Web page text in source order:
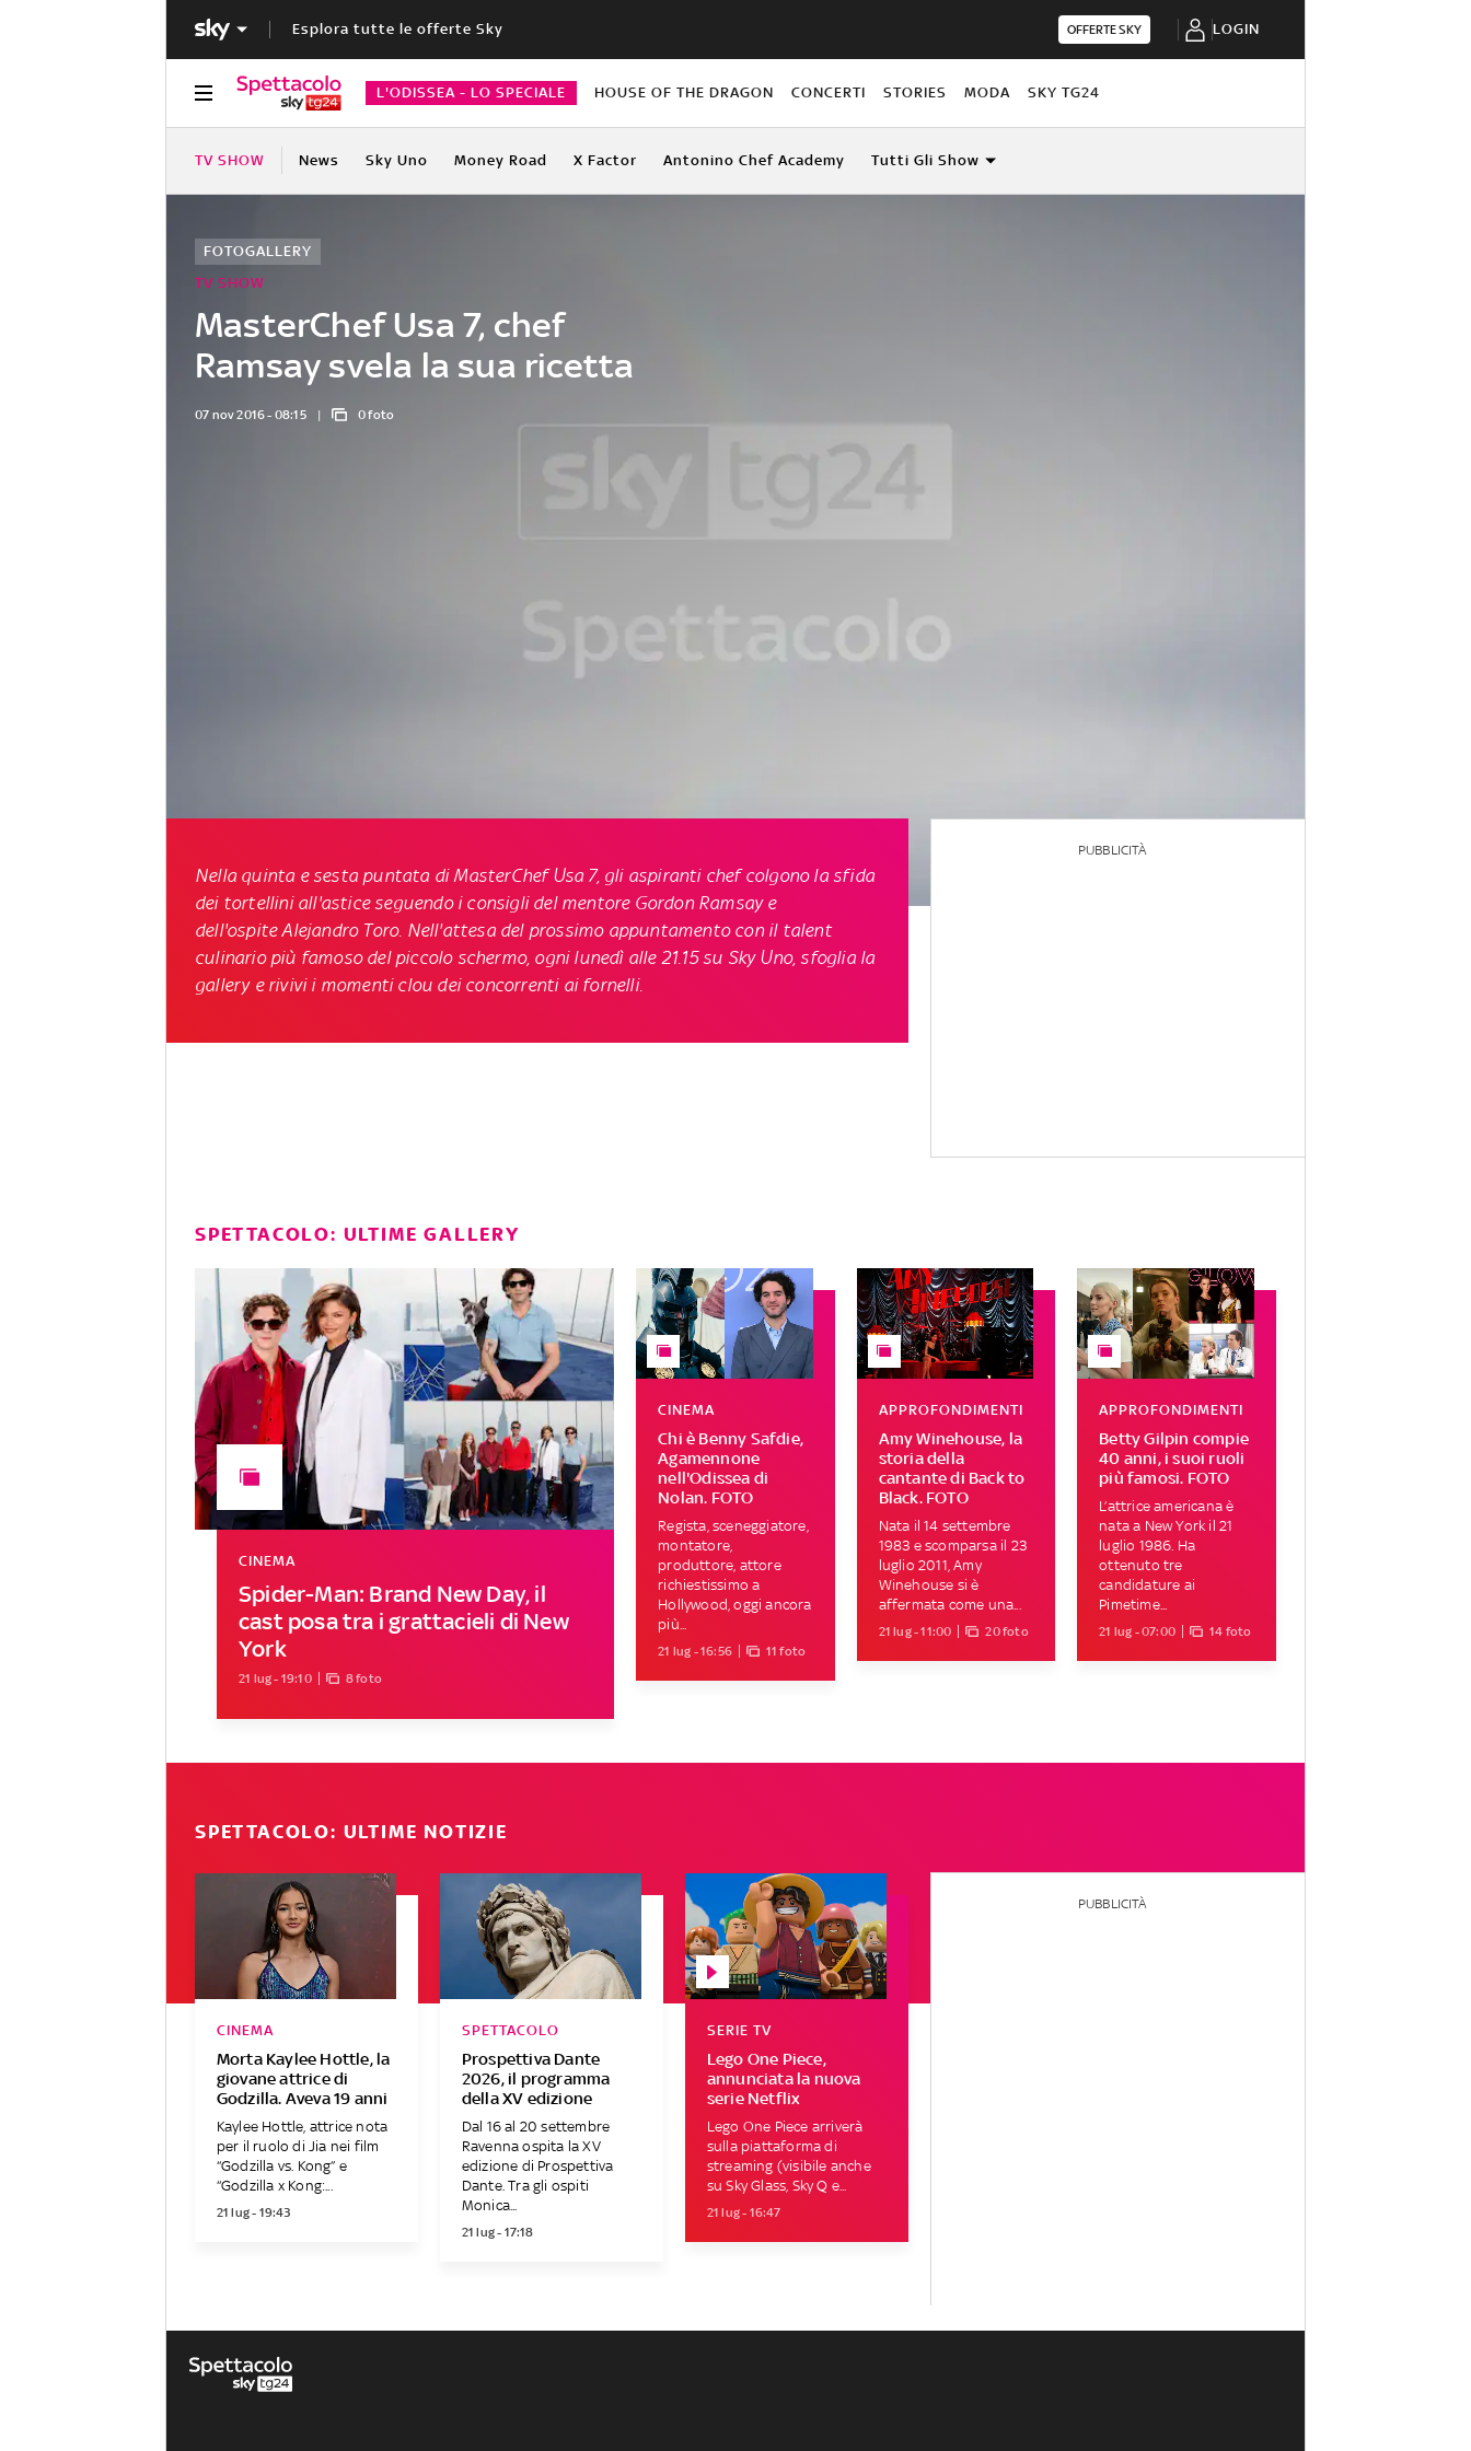
Esplora tutte le offerte Sky OFFERTE SKY LOGIN
L'ODISSEA - LO SPECIALE HOUSE OF THE DRAGON CONCERTI STORIES MODA SKY TG24
TV SHOW News Sky Uno Money Road X Factor Antonino Chef Academy Tutti Gli Show
MasterChef Usa 7, chef
Ramsay svela la sua ricetta
TV SHOW
FOTOGALLERY
07 nov 2016 - 08:15 0 foto
Nella quinta e sesta puntata di MasterChef Usa 7, gli aspiranti chef colgono la sfida
dei tortellini all'astice seguendo i consigli del mentore Gordon Ramsaye
dell'ospiteAlejandro Toro. Nell'attesa del prossimo appuntamento con il talent
culinario più famoso del piccolo schermo, ogni lunedì alle 21.15 su Sky Uno, sfoglia la
gallery e rivivi i momenti clou dei concorrenti ai fornelli.
PUBBLICITÀ
SPETTACOLO: ULTIME GALLERY
Spider-Man: Brand New Day, il
cast posa tra i grattacieli di New
York
CINEMA
21 lug - 19:10 8 foto
Chi è Benny Safdie,
Agamennone
nell'Odissea di
Nolan. FOTO
CINEMA
Regista, sceneggiatore,
montatore,
produttore, attore
richiestissimo a
Hollywood, oggi ancora
più...
21 lug - 16:56 11 foto
Amy Winehouse, la
storia della
cantante di Back to
Black. FOTO
APPROFONDIMENTI
Nata il 14 settembre
1983 e scomparsa il 23
luglio 2011, Amy
Winehouse si è
affermata come una...
21 lug - 11:00 20 foto
Betty Gilpin compie
40 anni, i suoi ruoli
più famosi. FOTO
APPROFONDIMENTI
L’attrice americana è
nata a New York il 21
luglio 1986. Ha
ottenuto tre
candidature ai
Pimetime...
21 lug - 07:00 14 foto
SPETTACOLO: ULTIME NOTIZIE
Morta Kaylee Hottle, la
giovane attrice di
Godzilla. Aveva 19 anni
CINEMA
Kaylee Hottle, attrice nota
per il ruolo di Jia nei film
“Godzilla vs. Kong” e
“Godzilla x Kong:...
21 lug - 19:43
Prospettiva Dante
2026, il programma
della XV edizione
SPETTACOLO
Dal 16 al 20 settembre
Ravenna ospita la XV
edizione di Prospettiva
Dante. Tra gli ospiti
Monica...
21 lug - 17:18
Lego One Piece,
annunciata la nuova
serie Netflix
SERIE TV
Lego One Piece arriverà
sulla piattaforma di
streaming (visibile anche
su Sky Glass, Sky Q e...
21 lug - 16:47
PUBBLICITÀ